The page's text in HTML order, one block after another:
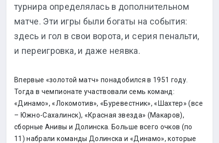
турнира определялась в дополнительном
матче. Эти игры были богаты на события:
здесь и гол в свои ворота, и серия пенальти,
и переигровка, и даже неявка.
Впервые «золотой матч» понадобился в 1951 году.
Тогда в чемпионате участвовали семь команд:
«Динамо», «Локомотив», «Буревестник», «Шахтер» (все
– Южно-Сахалинск), «Красная звезда» (Макаров),
сборные Анивы и Долинска. Больше всего очков (по
11) набрали команды Долинска и «Динамо», которые